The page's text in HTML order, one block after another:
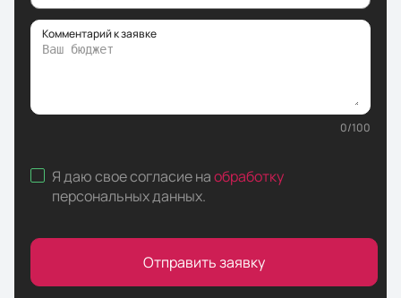
Комментарий к заявке
0/100
Я даю свое согласие наобработку
персональных данных.
Отправить заявку